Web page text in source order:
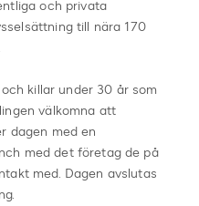
och privata
till nära 170
killar under 30 år som
välkomna att
dagen med en
med det företag de på
med. Dagen avslutas